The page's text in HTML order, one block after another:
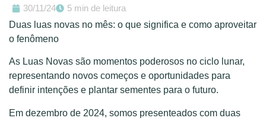
30/11/24
5 min de leitura
Duas luas novas no mês: o que significa e como aproveitar
o fenômeno
As Luas Novas são momentos poderosos no ciclo lunar,
representando novos começos e oportunidades para
definir intenções e plantar sementes para o futuro.
Em dezembro de 2024, somos presenteados com duas